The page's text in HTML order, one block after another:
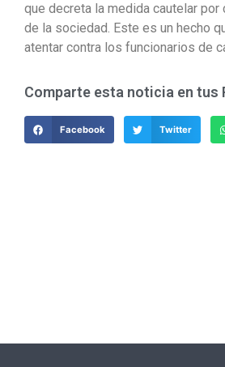
que decreta la medida cautelar
de la sociedad. Este es un hecho
atentar contra los funcionarios de
Comparte esta noticia en tus
Facebook Twitter